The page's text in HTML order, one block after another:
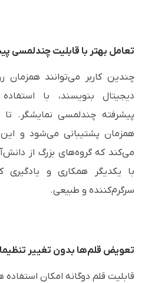
تعامل بهتر با قابلیت چندلمسی
چندین کاربر می‌توانند
دیجیتال بنویسند، با
همزمان پشتیبانی می‌شود و این
می‌کند که گروه‌های بزرگ از
با یکدیگر همکاری و یادگیری
سرگرم‌کننده و طبیعی.
تعویض قلم‌ها بدون تغییر
قابلیت قلم دوگانه امکان استفاده